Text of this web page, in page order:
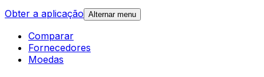
Obter a aplicação Alternar menu
Comparar
Fornecedores
Moedas